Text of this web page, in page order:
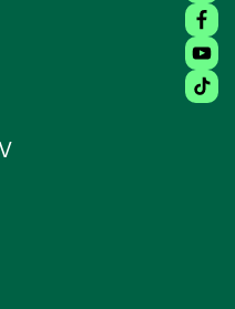
fenêtre)
une nouvelle
(ouvre une nouvelle